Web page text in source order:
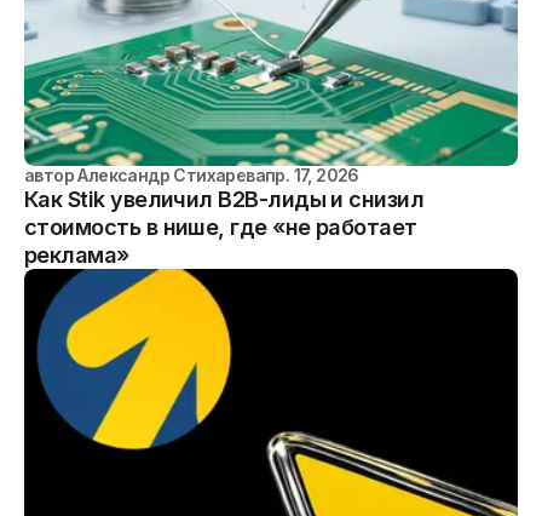
автор Александр Стихаревапр. 17, 2026
Как Stik увеличил B2B-лиды и снизил
стоимость в нише, где «не работает
реклама»